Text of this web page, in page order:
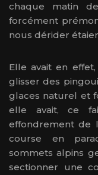
chaque matin
forcément
nous dérider
Elle avait en
glisser des
glaces naturel et
elle avait, ce
effondrement de
course en
sommets alpins
sectionner une